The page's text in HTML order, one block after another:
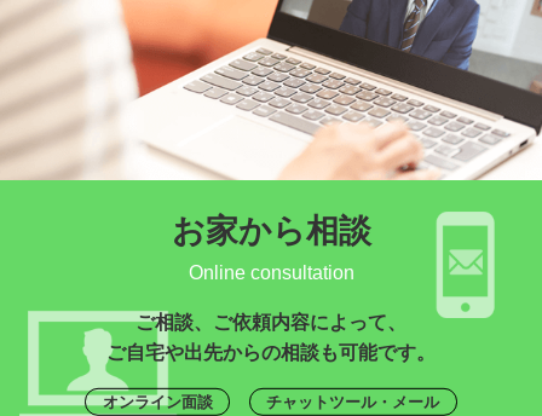
お家から相談
Online consultation
ご相談、ご依頼内容によって、
ご自宅や出先からの相談も可能です。
オンライン面談 チャットツール・メール